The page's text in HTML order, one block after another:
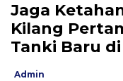
Jaga
Kilang
Tanki Baru
Admin